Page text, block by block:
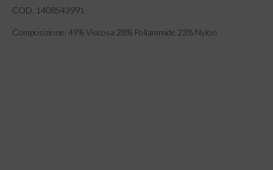
COD. 1408543991
Composizione: 49% Viscosa 28% Poliammide 23% Nylon